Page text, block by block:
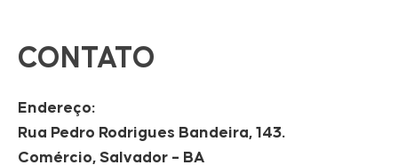
CONTATO
Endereço:
Rua Pedro Rodrigues Bandeira, 143.
Comércio, Salvador – BA